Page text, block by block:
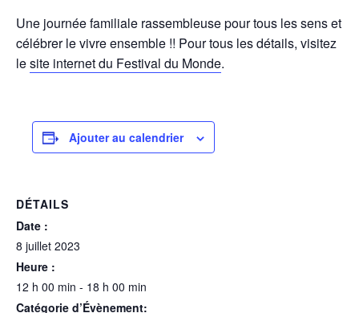
Une journée familiale rassembleuse pour tous les sens et
célébrer le vivre ensemble !! Pour tous les détails, visitez
lesite internet du Festival du Monde.
Ajouter au calendrier
DÉTAILS
Date :
8 juillet 2023
Heure :
12 h 00 min - 18 h 00 min
Catégorie d’Évènement: